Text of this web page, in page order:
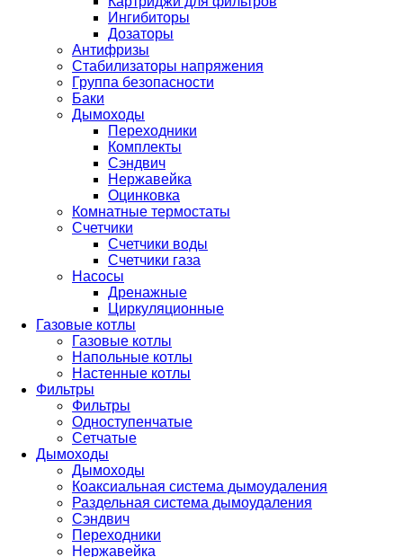
Ингибиторы
Дозаторы
Антифризы
Стабилизаторы напряжения
Группа безопасности
Баки
Дымоходы
Переходники
Комплекты
Сэндвич
Нержавейка
Оцинковка
Комнатные термостаты
Счетчики
Счетчики воды
Счетчики газа
Насосы
Дренажные
Циркуляционные
Газовые котлы
Газовые котлы
Напольные котлы
Настенные котлы
Фильтры
Фильтры
Одноступенчатые
Сетчатые
Дымоходы
Дымоходы
Коаксиальная система дымоудаления
Раздельная система дымоудаления
Сэндвич
Переходники
Нержавейка